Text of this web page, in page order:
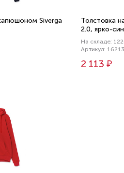
Siverga
Толстовка
2.0, ярко-
На складе:
Артикул:
2 113 ₽